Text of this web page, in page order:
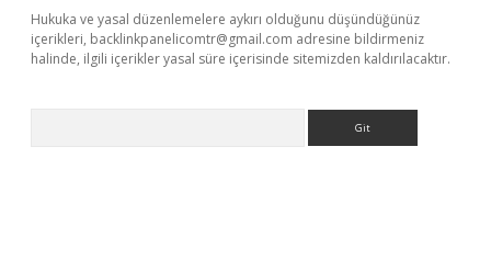
Hukuka ve yasal düzenlemelere aykırı olduğunu düşündüğünüz
içerikleri, backlinkpanelicomtr@gmail.com adresine bildirmeniz
halinde, ilgili içerikler yasal süre içerisinde sitemizden kaldırılacaktır.